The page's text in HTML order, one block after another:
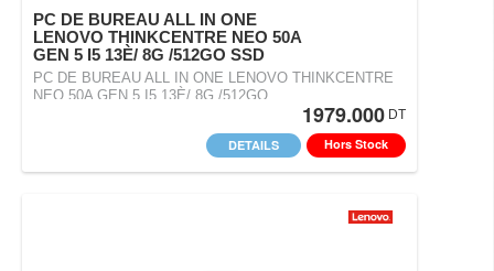
PC DE BUREAU ALL IN ONE
LENOVO THINKCENTRE NEO 50A
GEN 5 I5 13È/ 8G /512GO SSD
PC DE BUREAU ALL IN ONE LENOVO THINKCENTRE
NEO 50A GEN 5 I5 13È/ 8G /512GO…
1979.000 DT
Hors Stock
DETAILS